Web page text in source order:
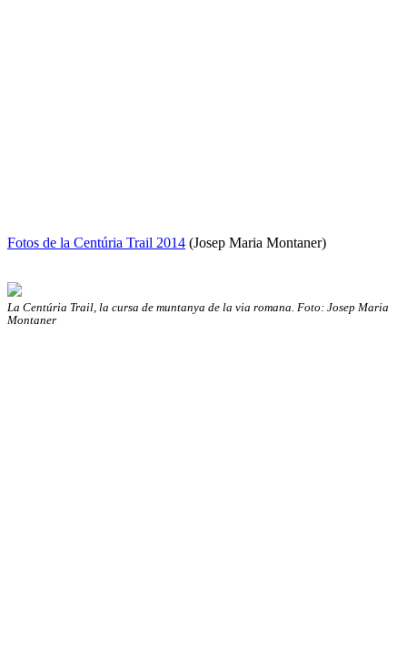
Fotos de la Centúria Trail 2014 (Josep Maria Montaner)
La Centúria Trail, la cursa de muntanya de la via romana. Foto: Josep Maria
Montaner